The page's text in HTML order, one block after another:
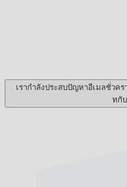
เรากำลังประสบปัญหาอีเมลชั่วค
ทกับ